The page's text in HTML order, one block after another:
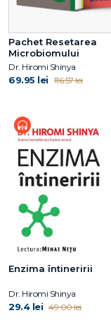
Pachet Resetarea
Microbiomului
Dr. Hiromi Shinya
69.95 lei 116.57 lei
Enzima întineririi
Dr. Hiromi Shinya
29.4 lei 49.00 lei